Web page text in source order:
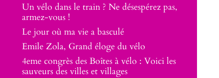
Un vélo dans le train ? Ne désespérez pas,
armez-vous !
Le jour où ma vie a basculé
Emile Zola, Grand éloge du vélo
4eme congrès des Boîtes à vélo : Voici les
sauveurs des villes et villages